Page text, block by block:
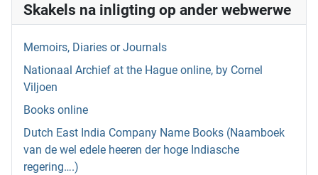
Skakels na inligting op ander webwerwe
Memoirs, Diaries or Journals
Nationaal Archief at the Hague online, by Cornel
Viljoen
Books online
Dutch East India Company Name Books (Naamboek
van de wel edele heeren der hoge Indiasche
regering….)